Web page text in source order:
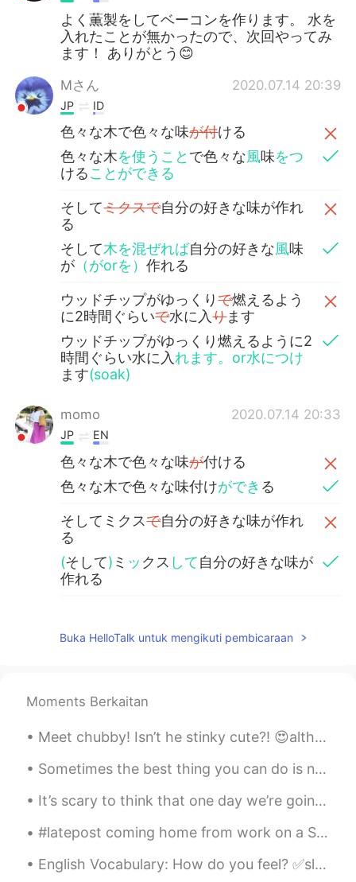
よく薫製をしてベーコンを作ります。 水を
入れたことが無かったので、次回やってみ
ます！ ありがとう😊
Mさん 2020.07.14 20:39
JP ID
色々な木で色々な味が付ける
色々な木を使うこと で色々な風味をつ
けることができる
そしてミクスで自分の好きな味が作れ
る
そして木を混ぜれば自分の好きな風味
が （がorを）作れる
ウッドチップがゆっくりで燃えるよう
に2時間ぐらいで水に入ります
ウッドチップがゆっくり燃えるように2
時間ぐらい水に入れます。or水につけ
ます(soak)
momo 2020.07.14 20:33
JP EN
色々な木で色々な味が付ける
色々な木で色々な味付けができ る
そしてミクスで自分の好きな味が作れ
る
(そして) ミ ッ クス して自分の好きな味が
作れる
に2時間ぐらい
で 入 り
ます
Buka HelloTalk untuk mengikuti pembicaraan
Moments Berkaitan
Meet chubby! Isn’t he stinky cute?! 😍although fatty T is a bit on a jelly side 😂 thanks for makin...
Sometimes the best thing you can do is not think, not wonder, not imagine and not obsess! Jus...
It’s scary to think that one day we’re going to have to live without our mother or father or brot...
#latepost coming home from work on a Saturday with nothing to do, i was listening to LOVE YOURSEL...
English Vocabulary: How do you feel? ✅sleepy ✅excited ✅bored ✅shy ✅jealous ✅scared ✅upset ✅exh...